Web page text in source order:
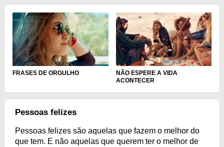
FRASES DE ORGULHO
NÃO ESPERE A VIDA
ACONTECER
Pessoas felizes
Pessoas felizes são aquelas que fazem o melhor do
que tem. E não aquelas que querem ter o melhor de